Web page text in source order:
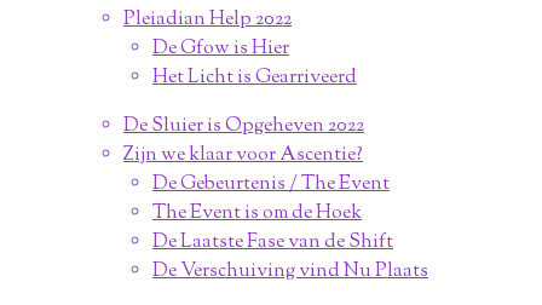
Pleiadian Help 2022
De Gfow is Hier
Het Licht is Gearriveerd
De Sluier is Opgeheven 2022
Zijn we klaar voor Ascentie?
De Gebeurtenis / The Event
The Event is om de Hoek
De Laatste Fase van de Shift
De Verschuiving vind Nu Plaats